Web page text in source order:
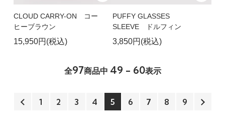
CLOUD CARRY-ON コー
ヒーブラウン
15,950円(税込)
PUFFY GLASSES
SLEEVE ドルフィン
3,850円(税込)
全97商品中 49 - 60表示
1 2 3 4 5 6 7 8 9